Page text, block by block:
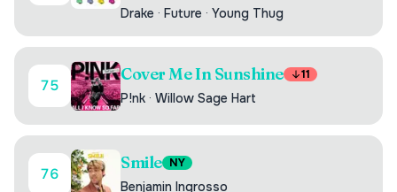
Drake · Future · Young Thug
75
Cover Me In Sunshine 11
P!nk · Willow Sage Hart
76
Smile NY
Benjamin Ingrosso